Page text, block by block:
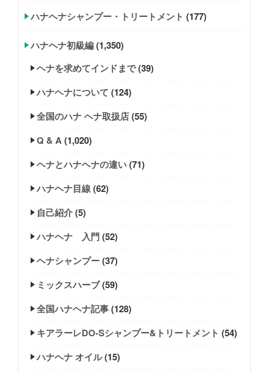
ハナヘナシャンプー・トリートメント (177)
ハナヘナ初級編(1,350)
ヘナを求めてインドまで(39)
ハナヘナについて (124)
全国のハナ ヘナ取扱店(55)
Q & A(1,020)
ヘナとハナヘナの違い(71)
ハナヘナ目線(62)
自己紹介(5)
ハナヘナ 入門(52)
ヘナシャンプー(37)
ミックスハーブ(59)
全国ハナヘナ記事(128)
キアラーレDO-Sシャンプー&トリートメント (54)
ハナヘナ オイル(15)